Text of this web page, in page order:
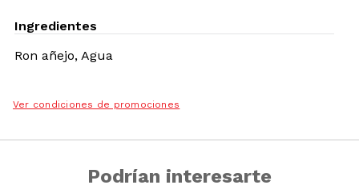
Ingredientes
Ron añejo, Agua
Ver condiciones de promociones
Podrían interesarte